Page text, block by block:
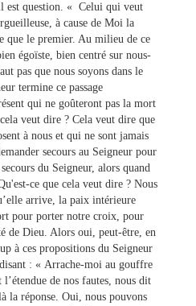
est question. « Celui qui veut
à cause de Moi la
que le premier. Au milieu de ce
égoïste, bien centré sur nous-
pas que nous soyons dans le
termine ce passage
qui ne goûteront pas la mort
veut dire ? Cela veut dire que
à nous et qui ne sont jamais
secours au Seigneur pour
du Seigneur, alors quand
ce que cela veut dire ? Nous
arrive, la paix intérieure
pour porter notre croix, pour
de Dieu. Alors oui, peut-être, en
à ces propositions du Seigneur
: « Arrache-moi au gouffre
de nos fautes, nous dit
la réponse. Oui, nous pouvons